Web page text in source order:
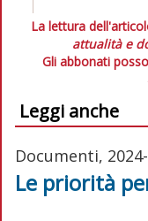
La lettura
attualità e
Gli abbonati
Leggi anche
Documenti,
Le priorità